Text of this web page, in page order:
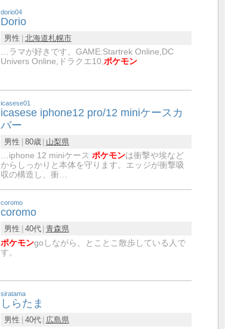
dorio04
Dorio
男性 北海道札幌市
…ラマが好きです。GAME:Startrek Online,DC
Univers Online,ドラクエ10,ポケモン
icasese01
icasese iphone12 pro/12 miniケースカ
バー
男性 80歳
山梨県
…iphone 12 miniケースポケモンは衝撃や埃など
からしっかりと本体を守ります。エッジが衝撃吸
収の構造し、衝…
coromo
coromo
男性 40代 青森県
ポケモンgoしながら、とことこ散歩している人で
す。
siratama
しらたま
男性 40代
広島県